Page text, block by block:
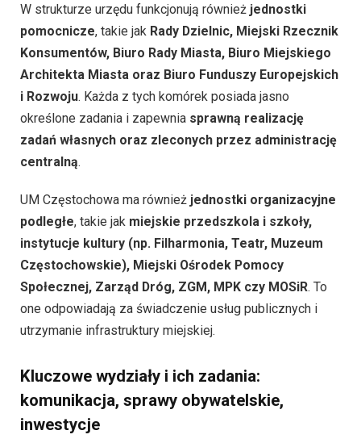
W strukturze urzędu funkcjonują również jednostki
pomocnicze, takie jak Rady Dzielnic, Miejski Rzecznik
Konsumentów, Biuro Rady Miasta, Biuro Miejskiego
Architekta Miasta oraz Biuro Funduszy Europejskich
i Rozwoju. Każda z tych komórek posiada jasno
określone zadania i zapewnia sprawną realizację
zadań własnych oraz zleconych przez administrację
centralną.
UM Częstochowa ma również jednostki organizacyjne
podległe, takie jak miejskie przedszkola i szkoły,
instytucje kultury (np. Filharmonia, Teatr, Muzeum
Częstochowskie), Miejski Ośrodek Pomocy
Społecznej, Zarząd Dróg, ZGM, MPK czy MOSiR. To
one odpowiadają za świadczenie usług publicznych i
utrzymanie infrastruktury miejskiej.
Kluczowe wydziały i ich zadania:
komunikacja, sprawy obywatelskie,
inwestycje